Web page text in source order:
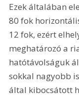
Ezek általában
80 fok
12 fok, ezért
meghatározó a
hatótávolságuk
sokkal nagyobb
által kibocsátott